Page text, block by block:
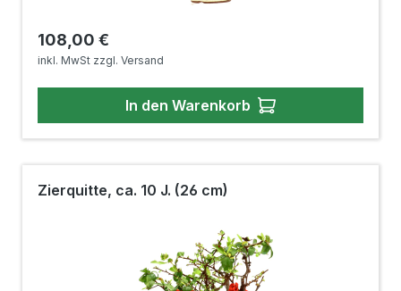
Regulärer Preis:
108,00 €
inkl. MwSt zzgl. Versand
In den Warenkorb
Zierquitte, ca. 10 J. (26 cm)